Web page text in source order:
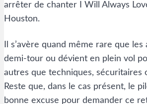
arrêter de chanter I Will Always
Houston.
Il s’avère quand même rare que
demi-tour ou dévient en plein vol
autres que techniques, sécuritaires
Reste que, dans le cas présent, le
bonne excuse pour demander ce